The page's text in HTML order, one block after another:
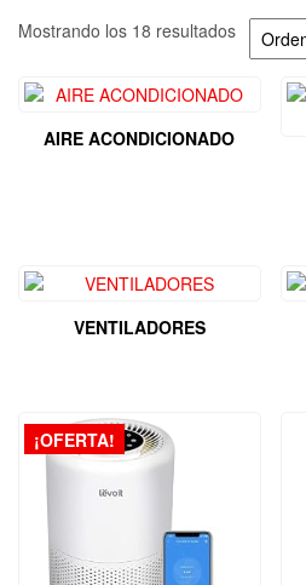
Mostrando los 18 resultadosOrdenado
por
últimos
AIRE ACONDICIONADO
VENTILADORES
¡OFERTA!